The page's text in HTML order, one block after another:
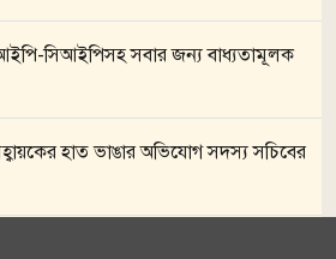
সিআইপিসহ সবার জন্য বাধ্যতামূলক
হাত ভাঙার অভিযোগ সদস্য সচিবের